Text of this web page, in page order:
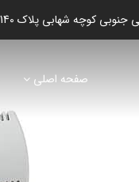
صفحه اصلی